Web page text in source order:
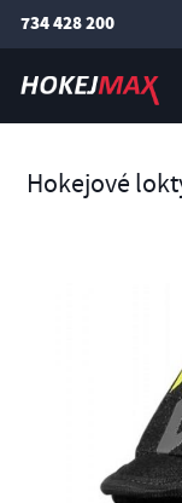
734 428 200
Hokejové